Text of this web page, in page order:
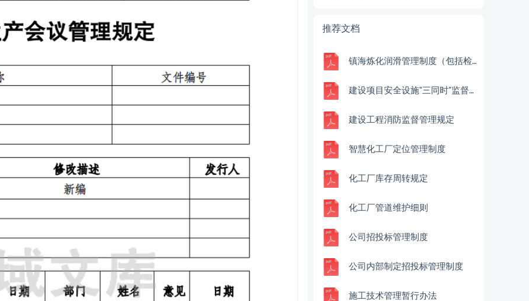
推荐文档
镇海炼化润滑管理制度（包括检查表）
建设项目安全设施“三同时”监督管理办法（安监总局令第36号）
建设工程消防监督管理规定
智慧化工厂定位管理制度
化工厂库存周转规定
化工厂管道维护细则
公司招投标管理制度
公司内部制定招投标管理制度
施工技术管理暂行办法